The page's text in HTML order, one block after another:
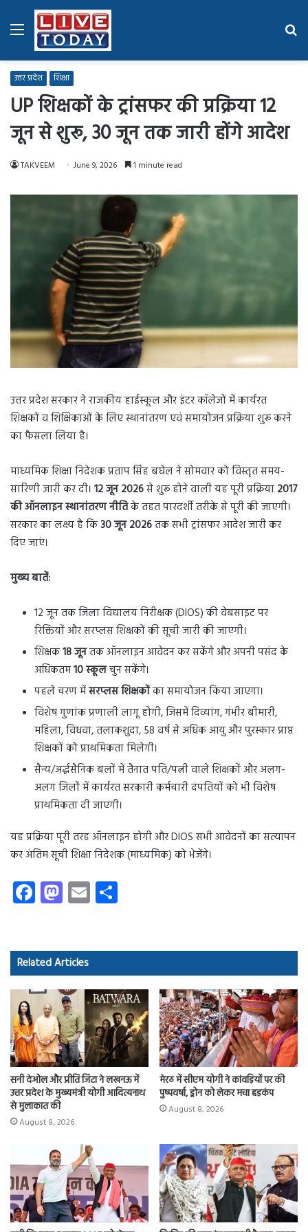
Menu
उत्तर प्रदेश शिक्षा
UP शिक्षकों के ट्रांसफर की प्रक्रिया 12
जून से शुरू, 30 जून तक जारी होंगे आदेश
TAKVEEM June 9, 2026 1 minute read
उत्तर प्रदेश सरकार ने राजकीय हाईस्कूल और इंटर कॉलेजों में कार्यरत
शिक्षकों व शिक्षिकाओं के लिए स्थानांतरण एवं समायोजन प्रक्रिया शुरू करने
का फैसला लिया है।
माध्यमिक शिक्षा निदेशक प्रताप सिंह बघेल ने सोमवार को विस्तृत समय-
सारिणी जारी कर दी। 12 जून 2026से शुरू होने वाली यह पूरी प्रक्रिया 2017
की ऑनलाइन स्थानांतरण नीतिके तहत पारदर्शी तरीके से पूरी की जाएगी।
सरकार का लक्ष्य है कि30 जून 2026तक सभी ट्रांसफर आदेश जारी कर
दिए जाएं।
मुख्य बातें:
12 जून तक जिला विद्यालय निरीक्षक (DIOS) की वेबसाइट पर
रिक्तियों और सरप्लस शिक्षकों की सूची जारी की जाएगी।
शिक्षक18 जूनतक ऑनलाइन आवेदन कर सकेंगे और अपनी पसंद के
अधिकतम10 स्कूलचुन सकेंगे।
पहले चरण मेंसरप्लस शिक्षकोंका समायोजन किया जाएगा।
विशेष गुणांक प्रणाली लागू होगी, जिसमें दिव्यांग, गंभीर बीमारी,
महिला, विधवा, तलाकशुदा, 58 वर्ष से अधिक आयु और पुरस्कार प्राप्त
शिक्षकों को प्राथमिकता मिलेगी।
सैन्य/अर्द्धसैनिक बलों में तैनात पति/पत्नी वाले शिक्षकों और अलग-
अलग जिलों में कार्यरत सरकारी कर्मचारी दंपतियों को भी विशेष
प्राथमिकता दी जाएगी।
यह प्रक्रिया पूरी तरह ऑनलाइन होगी और DIOS सभी आवेदनों का सत्यापन
कर अंतिम सूची शिक्षा निदेशक (माध्यमिक) को भेजेंगे।
Fa
ce
o
ok
M
as
d
o
n
E
m
Related Articles
सनी देओल और प्रीति जिंटा ने लखनऊ में
उत्तर प्रदेश के मुख्यमंत्री योगी आदित्यनाथ
से मुलाकात की
August 8, 2026
मेरठ में सीएम योगी ने कांवड़ियों पर की
पुष्पवर्षा, ड्रोन को लेकर मचा हड़कंप
August 8, 2026